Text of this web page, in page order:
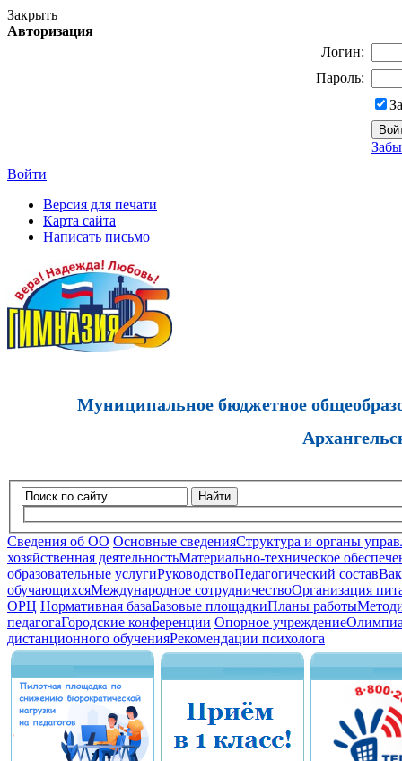
Закрыть
Авторизация
Логин:
Пароль:
Войти
Версия для печати
Карта сайта
Написать письмо
Муниципальное бюджетное
Найти
Сведения об ОО Основные сведенияСтруктура и органы
хозяйственная деятельностьМатериально-техническое
образовательные услугиРуководствоПедагогический состав
обучающихсяМеждународное сотрудничествоОрганизация
ОРЦ Нормативная базаБазовые площадкиПланы работы
педагогаГородские конференции Опорное учреждение
дистанционного обученияРекомендации психолога